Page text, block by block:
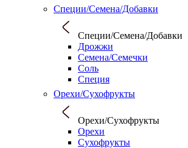
Специи/Семена/Добавки
Специи/Семена/Добавки
Дрожжи
Семена/Семечки
Соль
Специя
Орехи/Сухофрукты
Орехи/Сухофрукты
Орехи
Сухофрукты